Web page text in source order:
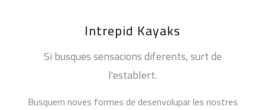
Intrepid Kayaks
Si busques sensacions diferents, surt de
l'establert.
Busquem noves formes de desenvolupar les nostres